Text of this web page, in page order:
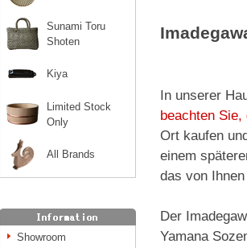
Sunami Toru
Shoten
Kiya
Limited Stock
Only
All Brands
Showroom
In unserer
beachten
Ort kaufen
einem
das von
Der
Yamana